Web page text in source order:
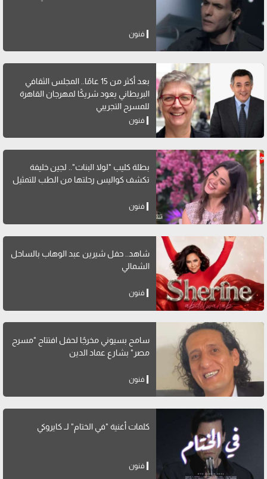
فنون
بعد أكثر من 15 عامًا.. المجلس الثقافي
البريطاني يعود شريكًا لمهرجان القاهرة
للمسرح التجريبي
فنون
بطلة كليب "لولا البنات".. لجين خليفة
تكشف كواليس رحلتها من الطب للتمثيل
فنون
شاهد.. حفل شيرين عبد الوهاب بالساحل
الشمالي
فنون
سامح بسيوني مخرجًا لحفل افتتاح "مسرح
مصر" بشارع عماد الدين
فنون
كلمات أغنية "في الختام" لــ كايروكي
فنون